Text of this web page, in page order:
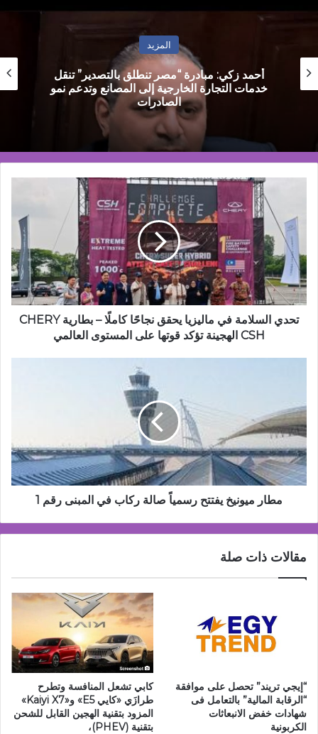
المزيد
كاي إنترناشونال تشيد بقوة سوق السيارات المصري
وتقرر تخصيص ادارة مباشرة
ماليزيا
يحقق
نجاحًا
كاملًا
–
بطارية
CHERY
المستوى
العالمي
تحدي السلامة في ماليزيا يحقق نجاحًا كاملًا – بطارية CHERY
CSH الهجينة تؤكد قوتها على المستوى العالمي
رسمياً
صالة
ركاب
في
المبنى
رقم
مطار ميونيخ يفتتح رسمياً صالة ركاب في المبنى رقم 1
مقالات ذات صلة
“إيجي تريند” تحصل على موافقة
“الرقابة المالية” بالتعامل فى
شهادات خفض الانبعاثات
الكربونية
كابي تشعل المنافسة وتطرح
طرازَي «كايي E5» و«Kaiyi X7»
المزود بتقنية الهجين القابل للشحن
بتقنية (PHEV)،